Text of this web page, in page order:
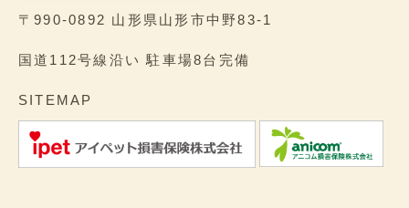
〒990-0892 山形県山形市中野83-1
国道112号線沿い 駐車場8台完備
SITEMAP